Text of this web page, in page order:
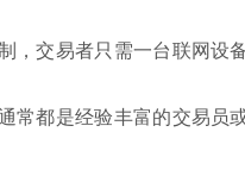
，交易者只需一台联网设
常都是经验丰富的交易员